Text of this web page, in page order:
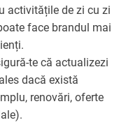
activitățile de zi cu zi
face brandul mai
te că actualizezi
dacă există
renovări, oferte